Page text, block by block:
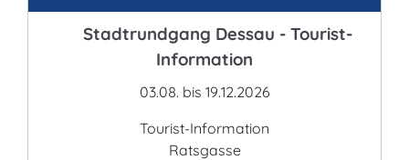
Stadtrundgang Dessau - Tourist-
Information
03.08. bis 19.12.2026
Tourist-Information
Ratsgasse